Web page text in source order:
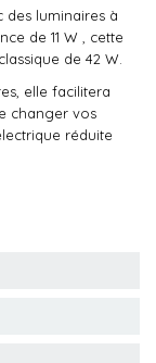
des luminaires à
de 11 W , cette
de 42 W.
elle facilitera
changer vos
réduite